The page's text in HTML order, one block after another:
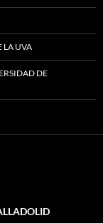
LA UVA
DE